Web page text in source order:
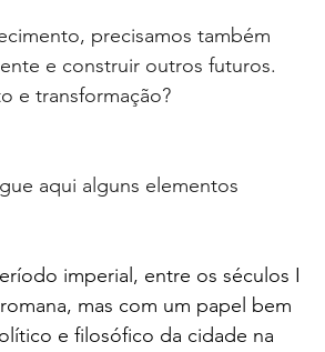
precisamos também
e construir outros futuros.
e transformação?
aqui alguns elementos
imperial, entre os séculos I
mas com um papel bem
e filosófico da cidade na